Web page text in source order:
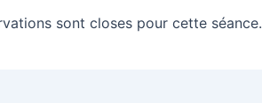
sont closes pour cette séance.